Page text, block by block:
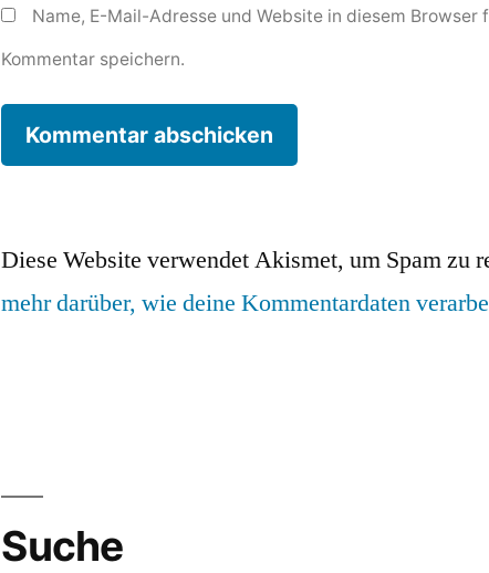
Name, E-Mail-Adresse und Website in diesem Browser
Kommentar speichern.
Diese Website verwendet Akismet, um Spam zu
mehr darüber, wie deine Kommentardaten
Suche